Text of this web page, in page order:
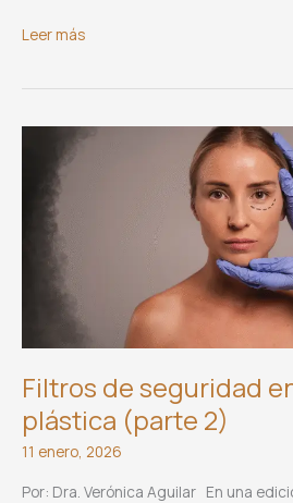
Super
Leer más
Filtros de seguridad
plástica (parte 2)
11 enero, 2026
Por: Dra. Verónica Aguilar En una